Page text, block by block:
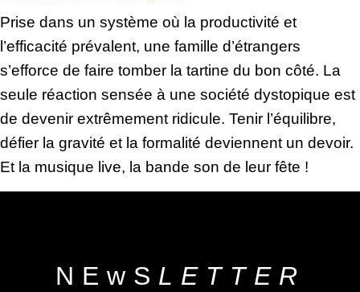
Prise dans un système où la productivité et
l’efficacité prévalent, une famille d’étrangers
s’efforce de faire tomber la tartine du bon côté. La
seule réaction sensée à une société dystopique est
de devenir extrêmement ridicule. Tenir l’équilibre,
défier la gravité et la formalité deviennent un devoir.
Et la musique live, la bande son de leur fête !
NEwS LETTER